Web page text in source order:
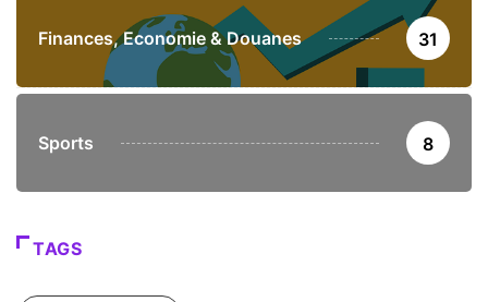
Finances, Economie & Douanes 31
Sports 8
TAGS